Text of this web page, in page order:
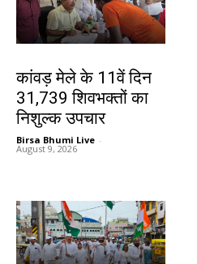
कांवड़ मेले के 11वें दिन
31,739 शिवभक्तों का
निशुल्क उपचार
Birsa Bhumi Live -
August 9, 2026